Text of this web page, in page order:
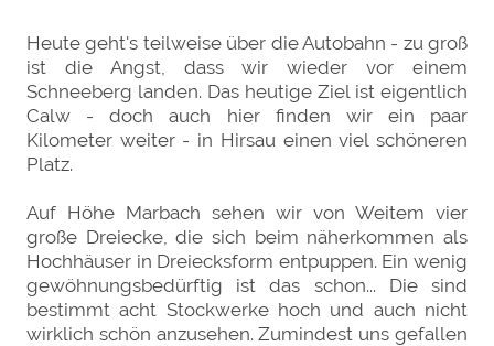
Heute geht's teilweise über die Autobahn - zu groß
ist die Angst, dass wir wieder vor einem
Schneeberg landen. Das heutige Ziel ist eigentlich
Calw - doch auch hier finden wir ein paar
Kilometer weiter - in Hirsau einen viel schöneren
Platz.
Auf Höhe Marbach sehen wir von Weitem vier
große Dreiecke, die sich beim näherkommen als
Hochhäuser in Dreiecksform entpuppen. Ein wenig
gewöhnungsbedürftig ist das schon... Die sind
bestimmt acht Stockwerke hoch und auch nicht
wirklich schön anzusehen. Zumindest uns gefallen